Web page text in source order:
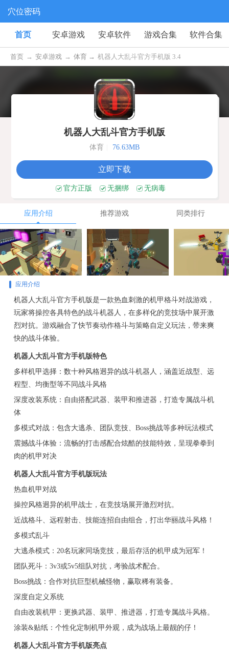
穴位密码
首页 安卓游戏 安卓软件 游戏合集 软件合集
首页 → 安卓游戏 → 体育 → 机器人大乱斗官方手机版 3.4
机器人大乱斗官方手机版
体育 76.63MB
立即下载
官方正版 无捆绑 无病毒
应用介绍 推荐游戏 同类排行
应用介绍
机器人大乱斗官方手机版是一款热血刺激的机甲格斗对战游戏，
玩家将操控各具特色的战斗机器人，在多样化的竞技场中展开激
烈对抗。游戏融合了快节奏动作格斗与策略自定义玩法，带来爽
快的战斗体验。
机器人大乱斗官方手机版特色
多样机甲选择：数十种风格迥异的战斗机器人，涵盖近战型、远
程型、均衡型等不同战斗风格
深度改装系统：自由搭配武器、装甲和推进器，打造专属战斗机
体
多模式对战：包含大逃杀、团队竞技、Boss挑战等多种玩法模式
震撼战斗体验：流畅的打击感配合炫酷的技能特效，呈现拳拳到
肉的机甲对决
机器人大乱斗官方手机版玩法
热血机甲对战
操控风格迥异的机甲战士，在竞技场展开激烈对抗。
近战格斗、远程射击、技能连招自由组合，打出华丽战斗风格！
多模式乱斗
大逃杀模式：20名玩家同场竞技，最后存活的机甲成为冠军！
团队死斗：3v3或5v5组队对抗，考验战术配合。
Boss挑战：合作对抗巨型机械怪物，赢取稀有装备。
深度自定义系统
自由改装机甲：更换武器、装甲、推进器，打造专属战斗风格。
涂装&贴纸：个性化定制机甲外观，成为战场上最靓的仔！
机器人大乱斗官方手机版亮点